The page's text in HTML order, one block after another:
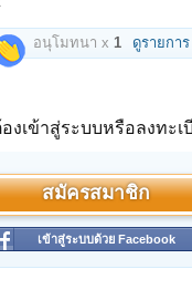
อนุโมทนา x1 ดูรายการ
งเข้าสู่ระบบหรือลงทะเ
สมัครสมาชิก
เข้าสู่ระบบด้วย Facebook